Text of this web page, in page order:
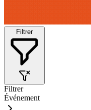
Filtrer
Filtrer
Événement